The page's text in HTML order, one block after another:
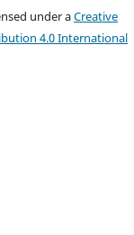
under aCreative
4.0 International